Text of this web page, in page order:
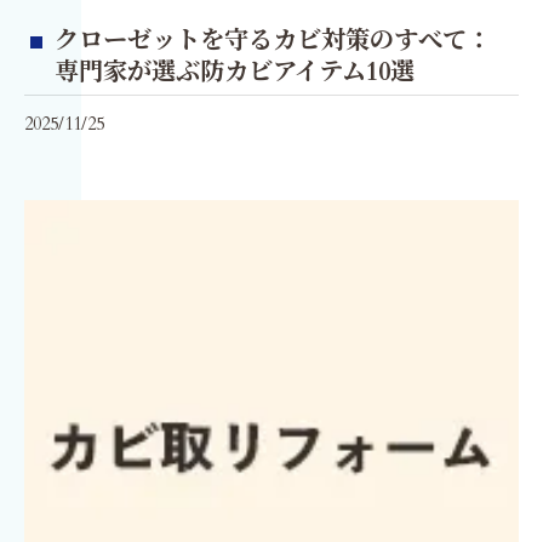
クローゼットを守るカビ対策のすべて：
専門家が選ぶ防カビアイテム10選
2025/11/25